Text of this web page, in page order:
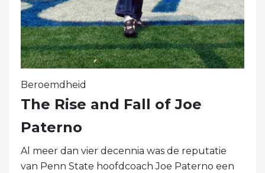
Beroemdheid
The Rise and Fall of Joe
Paterno
Al meer dan vier decennia was de reputatie
van Penn State hoofdcoach Joe Paterno een